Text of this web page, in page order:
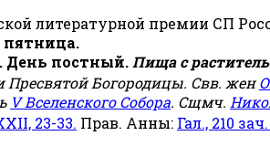
литературной премии СП
пятница.
День постный. Пища с
Пресвятой Богородицы. Свв. жен
V Вселенского Собора. Сщмч.
23-33. Прав. Анны: Гал., 210